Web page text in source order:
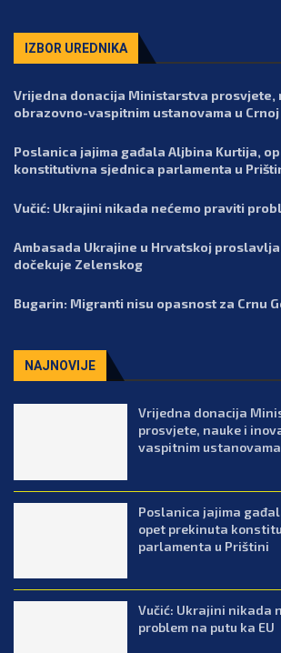
IZBOR UREDNIKA
Vrijedna donacija Ministarstva prosvjete,
obrazovno-vaspitnim ustanovama u Crnoj
Poslanica jajima gađala Aljbina Kurtija,
konstitutivna sjednica parlamenta u
Vučić: Ukrajini nikada nećemo praviti
Ambasada Ukrajine u Hrvatskoj proslavlja
dočekuje Zelenskog
Bugarin: Migranti nisu opasnost za Crnu
NAJNOVIJE
Vrijedna donacija
prosvjete, nauke i
vaspitnim ustanovama
Poslanica jajima
opet prekinuta
parlamenta u Prištini
Vučić: Ukrajini nikada
problem na putu ka EU